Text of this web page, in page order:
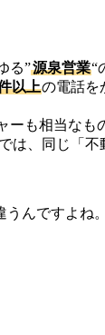
る”源泉営業“
以上の電話を
も相当なも
は、同じ「
んですよ